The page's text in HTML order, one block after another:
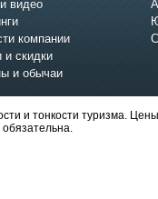
видео
компании
и скидки
и обычаи
и тонкости туризма.